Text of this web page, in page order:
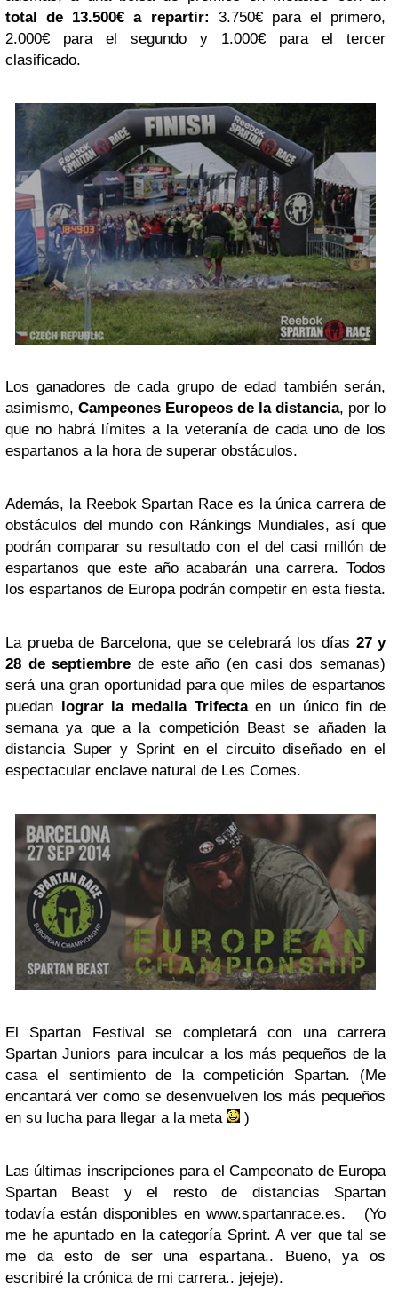
total de 13.500€ a repartir: 3.750€ para el primero,
2.000€ para el segundo y 1.000€ para el tercer
clasificado.
Los ganadores de cada grupo de edad también serán,
asimismo, Campeones Europeos de la distancia, por lo
que no habrá límites a la veteranía de cada uno de los
espartanos a la hora de superar obstáculos.
Además, la Reebok Spartan Race es la única carrera de
obstáculos del mundo con Ránkings Mundiales, así que
podrán comparar su resultado con el del casi millón de
espartanos que este año acabarán una carrera. Todos
los espartanos de Europa podrán competir en esta fiesta.
La prueba de Barcelona, que se celebrará los días 27 y
28 de septiembre de este año (en casi dos semanas)
será una gran oportunidad para que miles de espartanos
puedan
lograr la medalla Trifectaen un único fin de
semana ya que a la competición Beast se añaden la
distancia Super y Sprint en el circuito diseñado en el
espectacular enclave natural de Les Comes.
El Spartan Festival se completará con una carrera
Spartan Juniors para inculcar a los más pequeños de la
casa el sentimiento de la competición Spartan. (Me
encantará ver como se desenvuelven los más pequeños
en su lucha para llegar a la meta
)
Las últimas inscripciones para el Campeonato de Europa
Spartan Beast y el resto de distancias Spartan
todavía están disponibles en www.spartanrace.es. (Yo
me he apuntado en la categoría Sprint. A ver que tal se
me da esto de ser una espartana.. Bueno, ya os
escribiré la crónica de mi carrera.. jejeje).